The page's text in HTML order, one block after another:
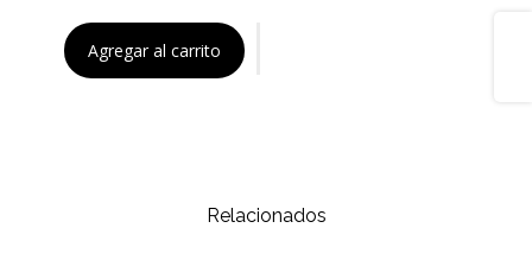
Agregar al carrito
Relacionados